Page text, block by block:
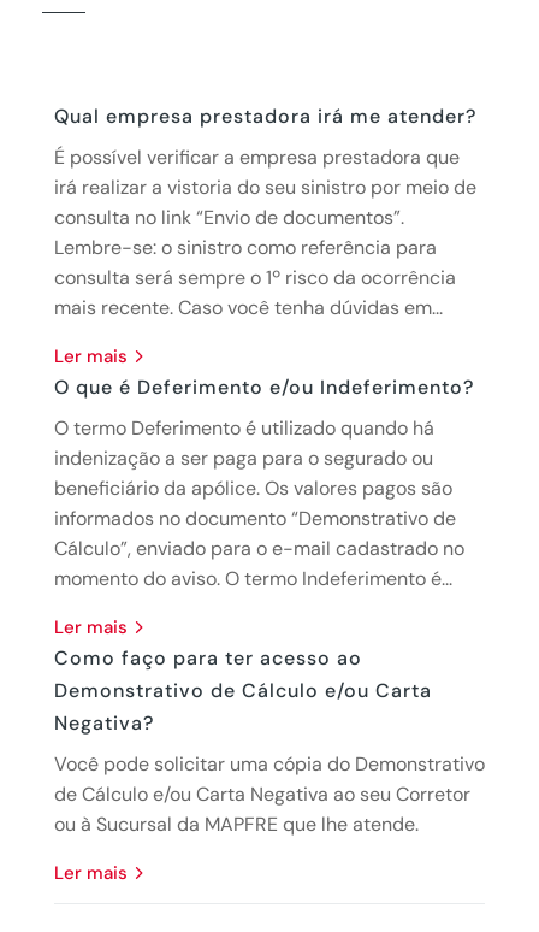
Qual empresa prestadora irá me atender?
É possível verificar a empresa prestadora que
irá realizar a vistoria do seu sinistro por meio de
consulta no link “Envio de documentos”.
Lembre-se: o sinistro como referência para
consulta será sempre o 1º risco da ocorrência
mais recente. Caso você tenha dúvidas em...
ler mais
O que é Deferimento e/ou Indeferimento?
O termo Deferimento é utilizado quando há
indenização a ser paga para o segurado ou
beneficiário da apólice. Os valores pagos são
informados no documento “Demonstrativo de
Cálculo”, enviado para o e-mail cadastrado no
momento do aviso. O termo Indeferimento é...
ler mais
Como faço para ter acesso ao
Demonstrativo de Cálculo e/ou Carta
Negativa?
Você pode solicitar uma cópia do Demonstrativo
de Cálculo e/ou Carta Negativa ao seu Corretor
ou à Sucursal da MAPFRE que lhe atende.
ler mais